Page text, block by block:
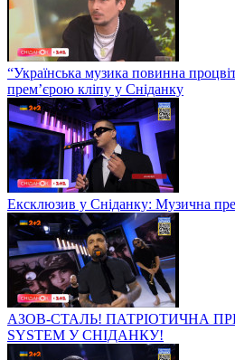
“Українська музика повинна
прем’єрою кліпу у Сніданку
Ексклюзив у Сніданку: Музична
АЗОВ-СТАЛЬ! ПАТРІОТИЧНА
SYSTEM У СНІДАНКУ!